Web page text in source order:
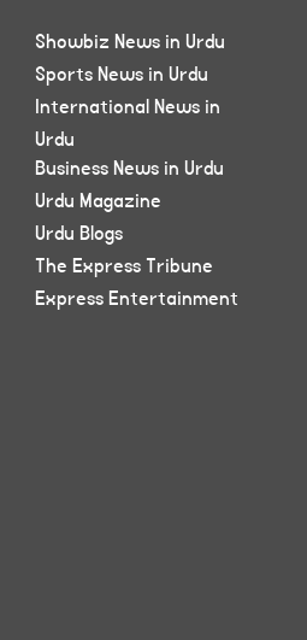
Showbiz News in Urdu
Sports News in Urdu
International News in
Urdu
Business News in Urdu
Urdu Magazine
Urdu Blogs
The Express Tribune
Express Entertainment